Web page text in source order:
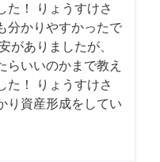
た！ りょうすけさ
分かりやすかったで
がありましたが、
らいいのかまで教え
た！ りょうすけさ
り資産形成をしてい